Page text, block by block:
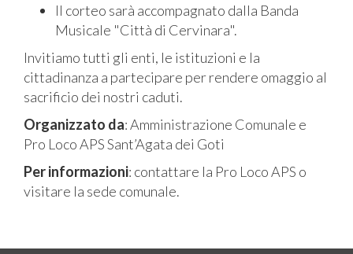
Il corteo sarà accompagnato dalla Banda
Musicale "Città di Cervinara".
Invitiamo tutti gli enti, le istituzioni e la
cittadinanza a partecipare per rendere omaggio al
sacrificio dei nostri caduti.
Organizzato da: Amministrazione Comunale e
Pro Loco APS Sant’Agata dei Goti
Per informazioni: contattare la Pro Loco APS o
visitare la sede comunale.